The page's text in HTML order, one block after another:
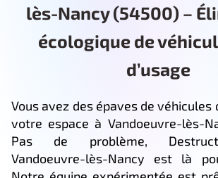
lès-Nancy (54500) –
écologique de
d’usage
Vous avez des épaves de
votre espace à Vandoeuvre-lès-
Pas de problème,
Vandoeuvre-lès-Nancy est là